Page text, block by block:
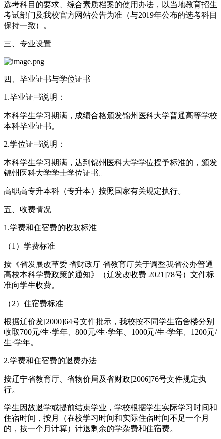
选考科目的要求、综合素质档案的使用办法，以当地教育招生
考试部门及我校官方网站公告为准（与2019年公布的选考科目
保持一致）。
三、专业设置
四、毕业证书与学位证书
1.毕业证书说明：
本科学生学习期满，成绩合格颁发锦州医科大学普通高等学校
本科毕业证书。
2.学位证书说明：
本科学生学习期满，达到锦州医科大学学位授予标准的，颁发
锦州医科大学学士学位证书。
高职高专升本科（专升本）按照国家有关规定执行。
五、收费情况
1.学费和住宿费的收取标准
（1）学费标准
按《省发展改革委 省财政厅 省教育厅关于调整我省公办普通
高校本科学费政策的通知》（辽发改收费[2021]78号）文件标
准向学生收费。
（2）住宿费标准
根据辽价发[2000]64号文件批示，我校按不同学生宿舍楼分别
收取700元/生·学年、800元/生·学年、1000元/生·学年、1200元/
生·学年。
2.学费和住宿费的退费办法
按辽宁省教育厅、省物价局及省财政[2006]76号文件规定执
行。
学生因故退学或提前结束学业，学校根据学生实际学习时间和
住宿时间，按月（在校学习时间和实际住宿时间不足一个月
的，按一个月计算）计退剩余的学杂费和住宿费。